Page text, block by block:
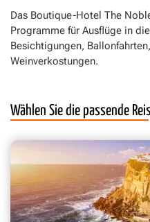
Das Boutique-Hotel The
Programme für Ausflüge in
Besichtigungen,
Weinverkostungen.
Wählen Sie die passende